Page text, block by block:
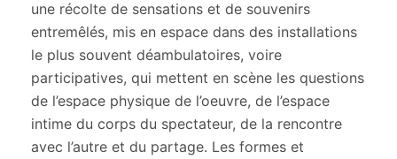
une récolte de sensations et de souvenirs
entremêlés, mis en espace dans des installations
le plus souvent déambulatoires, voire
participatives, qui mettent en scène les questions
de l’espace physique de l’oeuvre, de l’espace
intime du corps du spectateur, de la rencontre
avec l’autre et du partage. Les formes et